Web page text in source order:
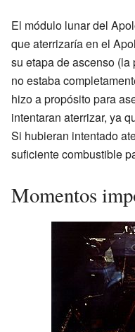
El módulo lunar del
que aterrizaría en el
su etapa de ascenso
no estaba
hizo a propósito para
intentaran aterrizar, ya
Si hubieran intentado
suficiente combustible
Momentos